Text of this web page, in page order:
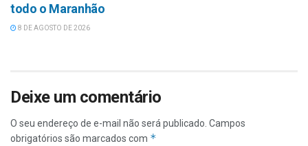
todo o Maranhão
8 DE AGOSTO DE 2026
Deixe um comentário
O seu endereço de e-mail não será publicado. Campos
obrigatórios são marcados com *